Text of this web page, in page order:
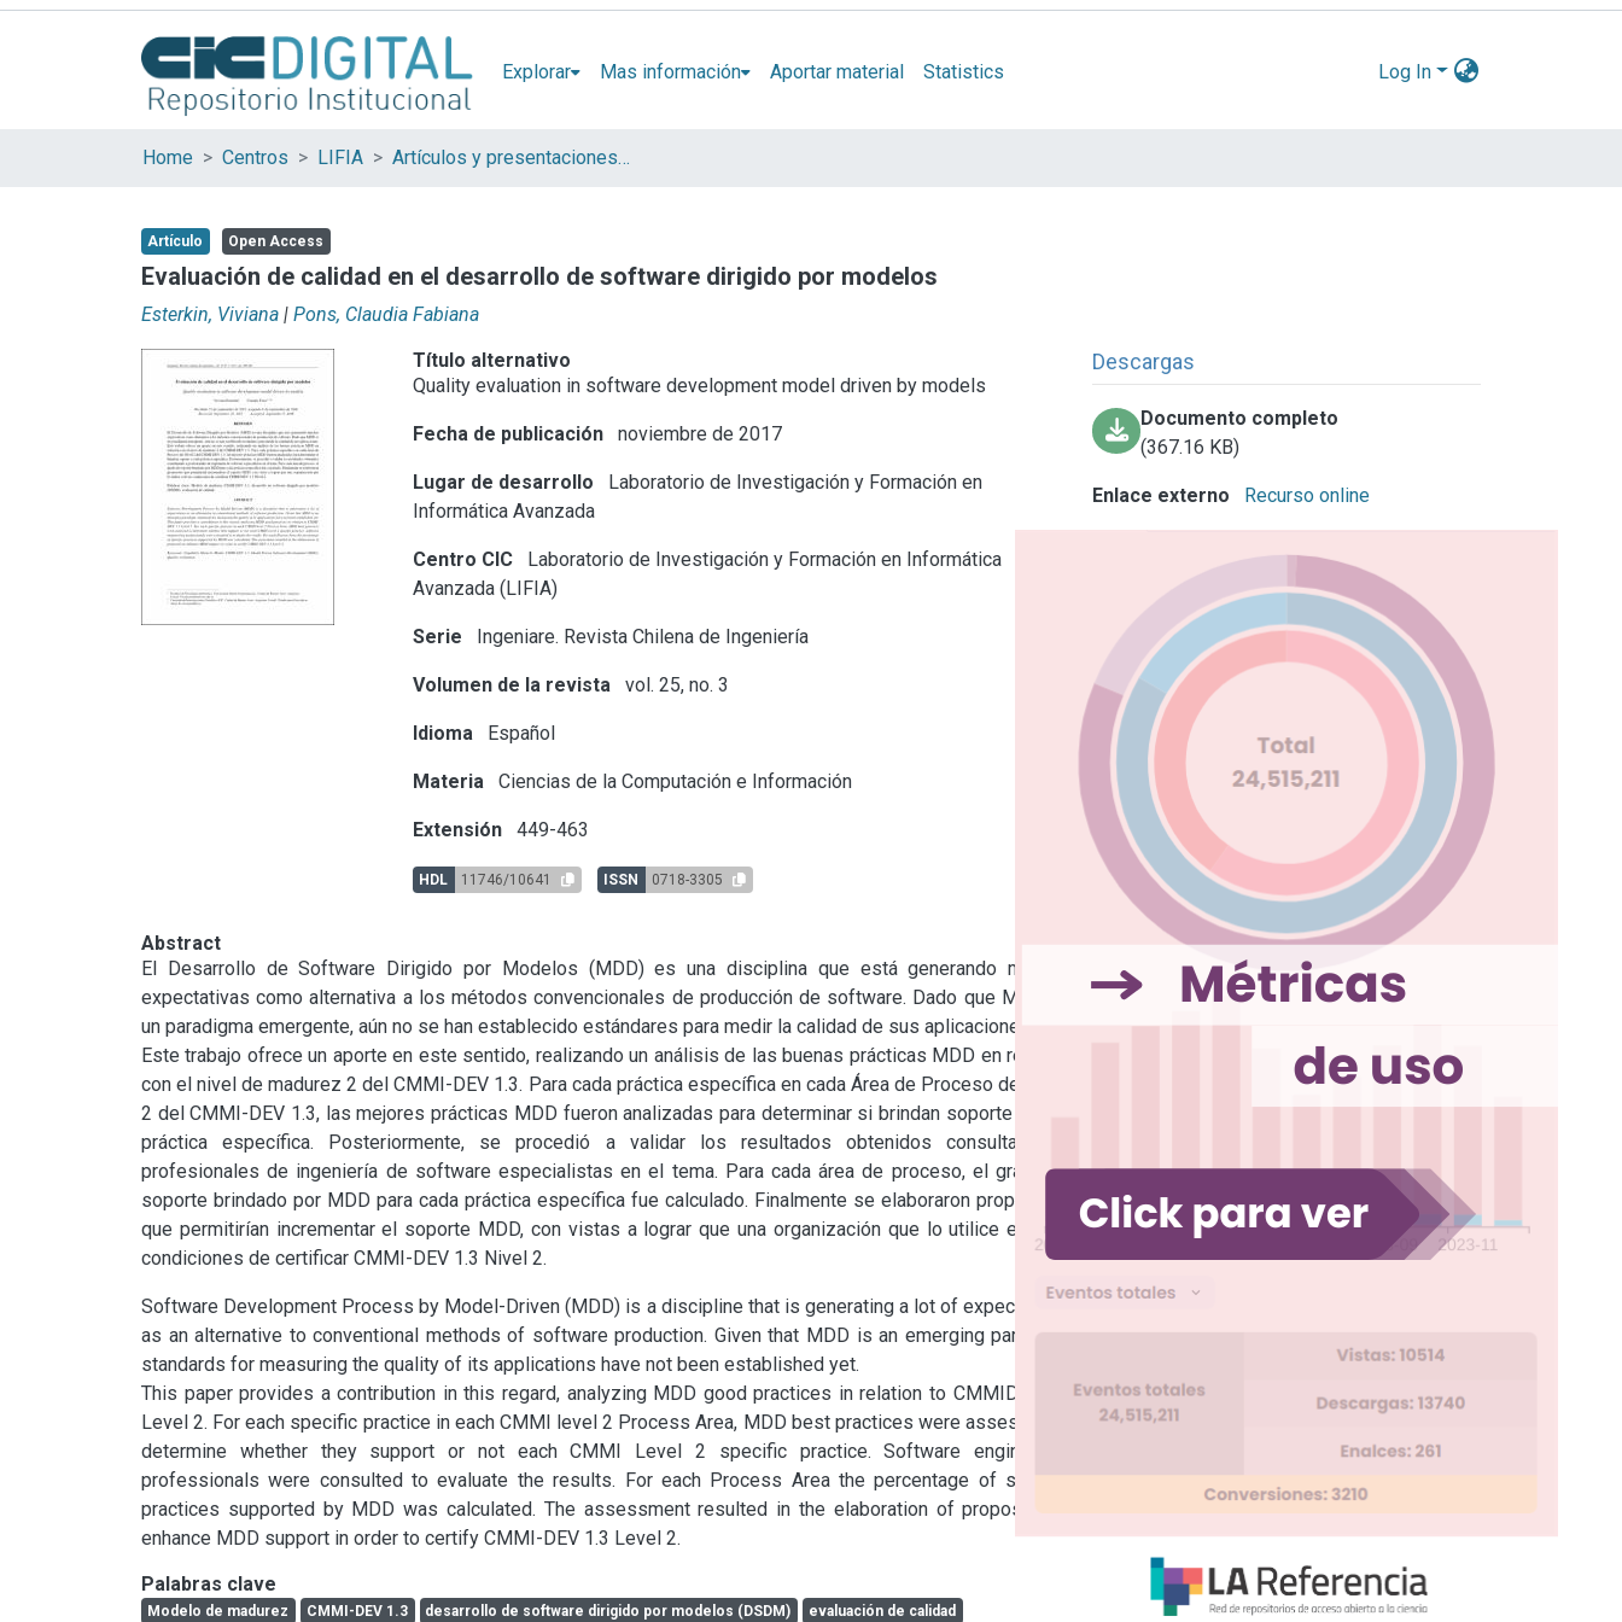
Explorar Mas información Aportar material Statistics Log In
Home Centros LIFIA Artículos y presentaciones en Congresos LIFIA
Artículo Open Access
Evaluación de calidad en el desarrollo de software dirigido por modelos
Esterkin, Viviana | Pons, Claudia Fabiana
Título alternativo
Quality evaluation in software development model driven by models
Fecha de publicación noviembre de 2017
Lugar de desarrollo
Laboratorio de Investigación y Formación en
Informática Avanzada
Centro CIC
Laboratorio de Investigación y Formación en Informática
Avanzada (LIFIA)
Serie Ingeniare. Revista Chilena de Ingeniería
Volumen de la revista vol. 25, no. 3
Idioma Español
Materia Ciencias de la Computación e Información
Extensión 449-463
HDL 11746/10641 ISSN 0718-3305
Descargas
Documento completo
(367.16 KB)
Enlace externo Recurso online
Abstract
El Desarrollo de Software Dirigido por Modelos (MDD) es una disciplina que está generando muchas
expectativas como alternativa a los métodos convencionales de producción de software. Dado que MDD es
un paradigma emergente, aún no se han establecido estándares para medir la calidad de sus aplicaciones.
Este trabajo ofrece un aporte en este sentido, realizando un análisis de las buenas prácticas MDD en relación
con el nivel de madurez 2 del CMMI-DEV 1.3. Para cada práctica específica en cada Área de Proceso del Nivel
2 del CMMI-DEV 1.3, las mejores prácticas MDD fueron analizadas para determinar si brindan soporte a cada
práctica específica. Posteriormente, se procedió a validar los resultados obtenidos consultando a
profesionales de ingeniería de software especialistas en el tema. Para cada área de proceso, el grado de
soporte brindado por MDD para cada práctica específica fue calculado. Finalmente se elaboraron propuestas
que permitirían incrementar el soporte MDD, con vistas a lograr que una organización que lo utilice esté en
condiciones de certificar CMMI-DEV 1.3 Nivel 2.
Software Development Process by Model-Driven (MDD) is a discipline that is generating a lot of expectations
as an alternative to conventional methods of software production. Given that MDD is an emerging paradigm,
standards for measuring the quality of its applications have not been established yet.
This paper provides a contribution in this regard, analyzing MDD good practices in relation to CMMIDEV 1.3
Level 2. For each specific practice in each CMMI level 2 Process Area, MDD best practices were assessed to
determine whether they support or not each CMMI Level 2 specific practice. Software engineering
professionals were consulted to evaluate the results. For each Process Area the percentage of specific
practices supported by MDD was calculated. The assessment resulted in the elaboration of proposals to
enhance MDD support in order to certify CMMI-DEV 1.3 Level 2.
Palabras clave
Modelo de madurez CMMI-DEV 1.3 desarrollo de software dirigido por modelos (DSDM) evaluación de calidad